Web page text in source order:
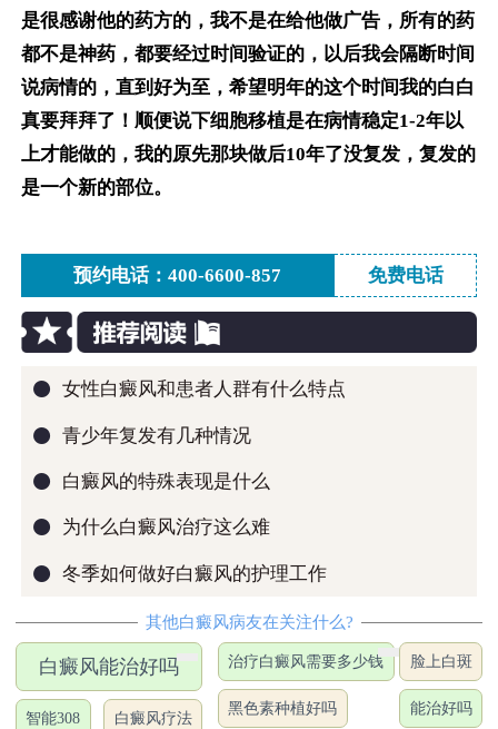
是很感谢他的药方的，我不是在给他做广告，所有的药
都不是神药，都要经过时间验证的，以后我会隔断时间
说病情的，直到好为至，希望明年的这个时间我的白白
真要拜拜了！顺便说下细胞移植是在病情稳定1-2年以
上才能做的，我的原先那块做后10年了没复发，复发的
是一个新的部位。
预约电话：400-6600-857 免费电话
● 女性白癜风和患者人群有什么特点
● 青少年复发有几种情况
● 白癜风的特殊表现是什么
● 为什么白癜风治疗这么难
● 冬季如何做好白癜风的护理工作
其他白癜风病友在关注什么?
白癜风能治好吗
智能308 白癜风疗法
治疗白癜风需要多少钱 脸上白斑
黑色素种植好吗 能治好吗